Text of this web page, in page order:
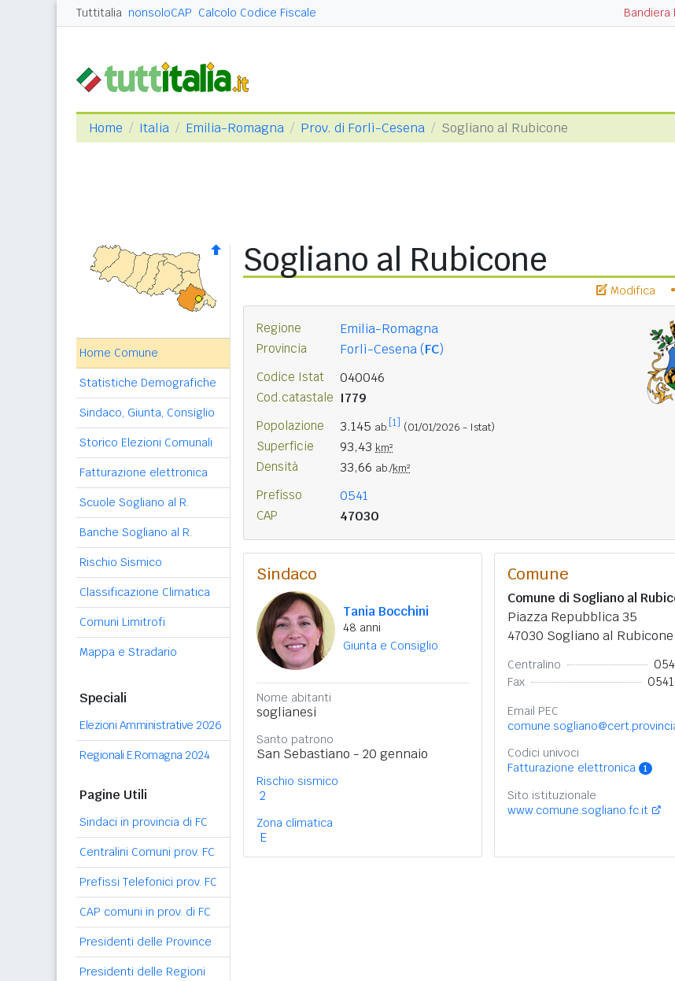
Tuttitalia nonsoloCAP Calcolo Codice Fiscale Bandiera
Home Italia Emilia-Romagna Prov. di Forlì-Cesena Sogliano al Rubicone
Home Comune
Statistiche Demografiche
Sindaco, Giunta, Consiglio
Storico Elezioni Comunali
Fatturazione elettronica
Scuole Sogliano al R.
Banche Sogliano al R.
Rischio Sismico
Classificazione Climatica
Comuni Limitrofi
Mappa e Stradario
Speciali
Elezioni Amministrative 2026
Regionali E.Romagna 2024
Pagine Utili
Sindaci in provincia di FC
Centralini Comuni prov. FC
Prefissi Telefonici prov. FC
CAP comuni in prov. di FC
Presidenti delle Province
Presidenti delle Regioni
Sogliano al Rubicone
Modifica
Regione Emilia-Romagna
Provincia Forlì-Cesena (FC)
Codice Istat 040046
Cod.catastale I779
Popolazione 3.145 ab. [1] (01/01/2026 - Istat)
Superficie 93,43 km²
Densità 33,66 ab./km²
Prefisso 0541
CAP 47030
Sindaco
Tania Bocchini
48 anni
Giunta e Consiglio
Nome abitanti
soglianesi
Santo patrono
San Sebastiano - 20 gennaio
Rischio sismico
2
Zona climatica
E
Comune
Comune di Sogliano al
Piazza Repubblica 35
47030 Sogliano al Rubicone
Centralino
Fax
Email PEC
Codici univoci
Fatturazione elettronica
1
Sito istituzionale
www.comune.sogliano.fc.it